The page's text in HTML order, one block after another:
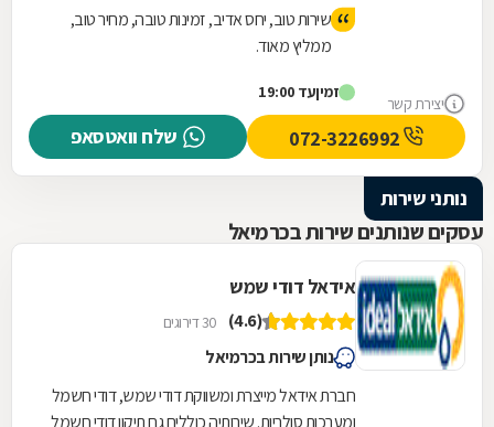
יצירת קשר
שירות טוב, יחס אדיב, זמינות טובה, מחיר טוב,
ממליץ מאוד.
זמיןעד 19:00
שלח וואטסאפ
נותני שירות
עסקים שנותנים שירות בכרמיאל
אידאל דודי שמש
(4.6) 30 דירוגים
נותן שירות בכרמיאל
חברת אידאל מייצרת ומשווקת דודי שמש, דודי חשמל
ומערכות סולריות. שירותיה כוללים גם תיקון דודי חשמל